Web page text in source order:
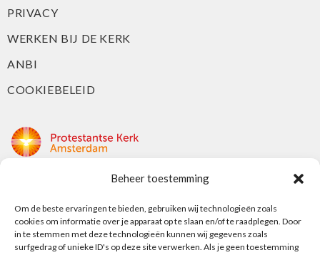
Beheer toestemming
Om de beste ervaringen te bieden, gebruiken wij technologieën zoals
cookies om informatie over je apparaat op te slaan en/of te raadplegen. Door
in te stemmen met deze technologieën kunnen wij gegevens zoals
surfgedrag of unieke ID's op deze site verwerken. Als je geen toestemming
PRIVACY
WERKEN BIJ DE KERK
ANBI
COOKIEBELEID
Nieuwe Herengracht 18
1018 DP Amsterdam
t: 020 5353 700